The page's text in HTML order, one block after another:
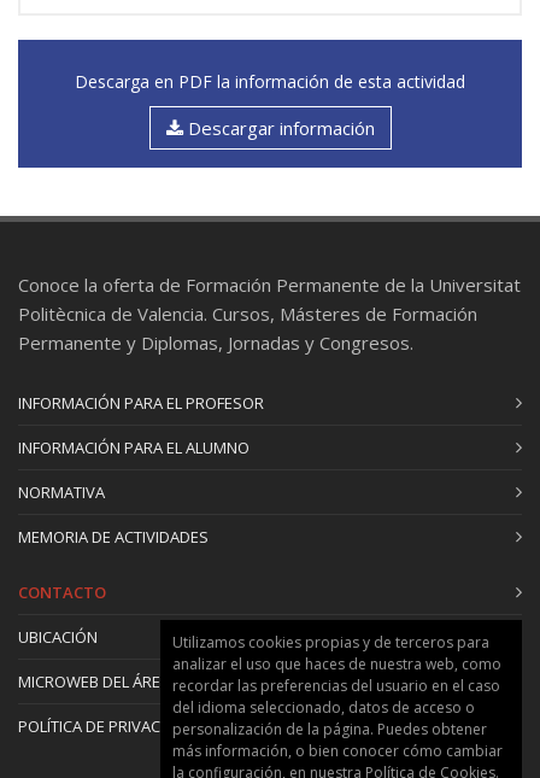
Descarga en PDF la información de esta actividad
Descargar información
Conoce la oferta de Formación Permanente de la Universitat
Politècnica de Valencia. Cursos, Másteres de Formación
Permanente y Diplomas, Jornadas y Congresos.
INFORMACIÓN PARA EL PROFESOR
INFORMACIÓN PARA EL ALUMNO
NORMATIVA
MEMORIA DE ACTIVIDADES
CONTACTO
UBICACIÓN
MICROWEB DEL ÁREA
POLÍTICA DE PRIVACIDAD Y COOKIES
Utilizamos cookies propias y de terceros para
analizar el uso que haces de nuestra web, como
recordar las preferencias del usuario en el caso
del idioma seleccionado, datos de acceso o
personalización de la página. Puedes obtener
más información, o bien conocer cómo cambiar
la configuración, en nuestra Política de Cookies.